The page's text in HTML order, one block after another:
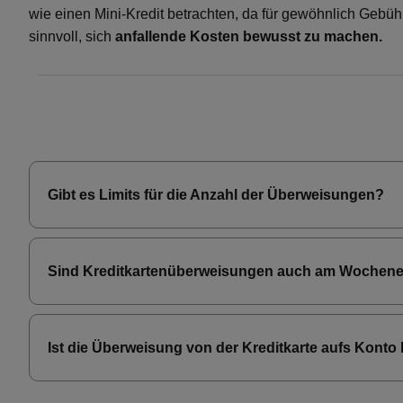
wie einen Mini-Kredit betrachten, da für gewöhnlich
sinnvoll, sich anfallende Kosten bewusst zu machen.
Gibt es Limits für die Anzahl der Überweisungen?
Sind Kreditkartenüberweisungen auch am
Ist die Überweisung von der Kreditkarte aufs Konto